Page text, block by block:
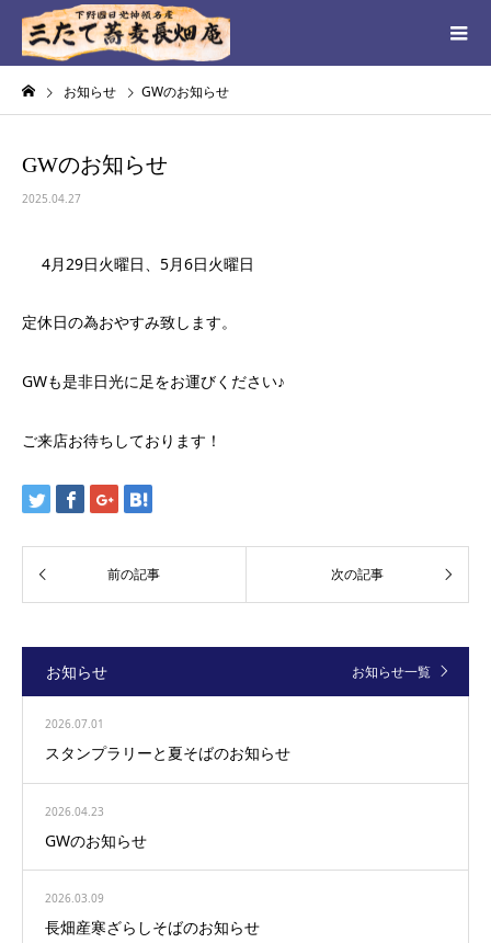
お知らせ GWのお知らせ
GWのお知らせ
2025.04.27
4月29日火曜日、5月6日火曜日
定休日の為おやすみ致します。
GWも是非日光に足をお運びください♪
ご来店お待ちしております！
お知らせ お知らせ一覧
2026.07.01
スタンプラリーと夏そばのお知らせ
2026.04.23
GWのお知らせ
2026.03.09
長畑産寒ざらしそばのお知らせ